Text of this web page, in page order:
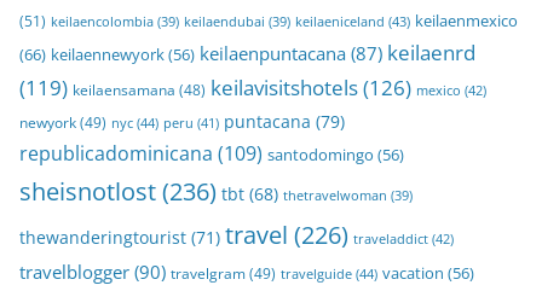
(51) keilaencolombia (39) keilaendubai (39) keilaeniceland (43) keilaenmexico
(66) keilaennewyork(56) keilaenpuntacana (87) keilaenrd
(119) keilaensamana (48) keilavisitshotels(126) mexico (42)
newyork(49) nyc (44) peru (41) puntacana (79)
republicadominicana (109) santodomingo (56)
sheisnotlost(236) tbt (68) thetravelwoman (39)
thewanderingtourist (71) travel (226) traveladdict (42)
travelblogger (90) travelgram(49) travelguide (44) vacation (56)